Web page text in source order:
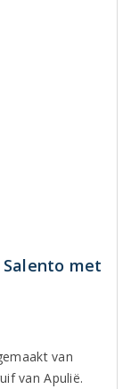
met
van
van Apulië.